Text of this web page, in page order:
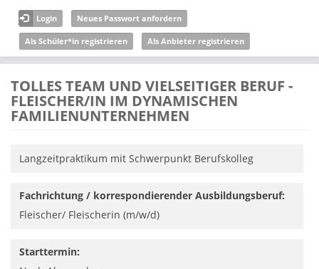
Direkt zum Inhalt
Login Neues Passwort anfordern
Als Schüler*in registrieren Als Anbieter registrieren
TOLLES TEAM UND VIELSEITIGER BERUF -
FLEISCHER/IN IM DYNAMISCHEN
FAMILIENUNTERNEHMEN
Langzeitpraktikum mit Schwerpunkt Berufskolleg
Fachrichtung / korrespondierender Ausbildungsberuf:
Fleischer/ Fleischerin (m/w/d)
Starttermin: